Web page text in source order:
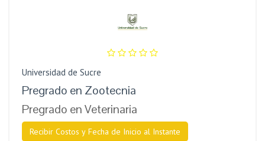
Universidad de Sucre
Pregrado en Zootecnia
Pregrado en Veterinaria
Recibir Costos y Fecha de Inicio al Instante